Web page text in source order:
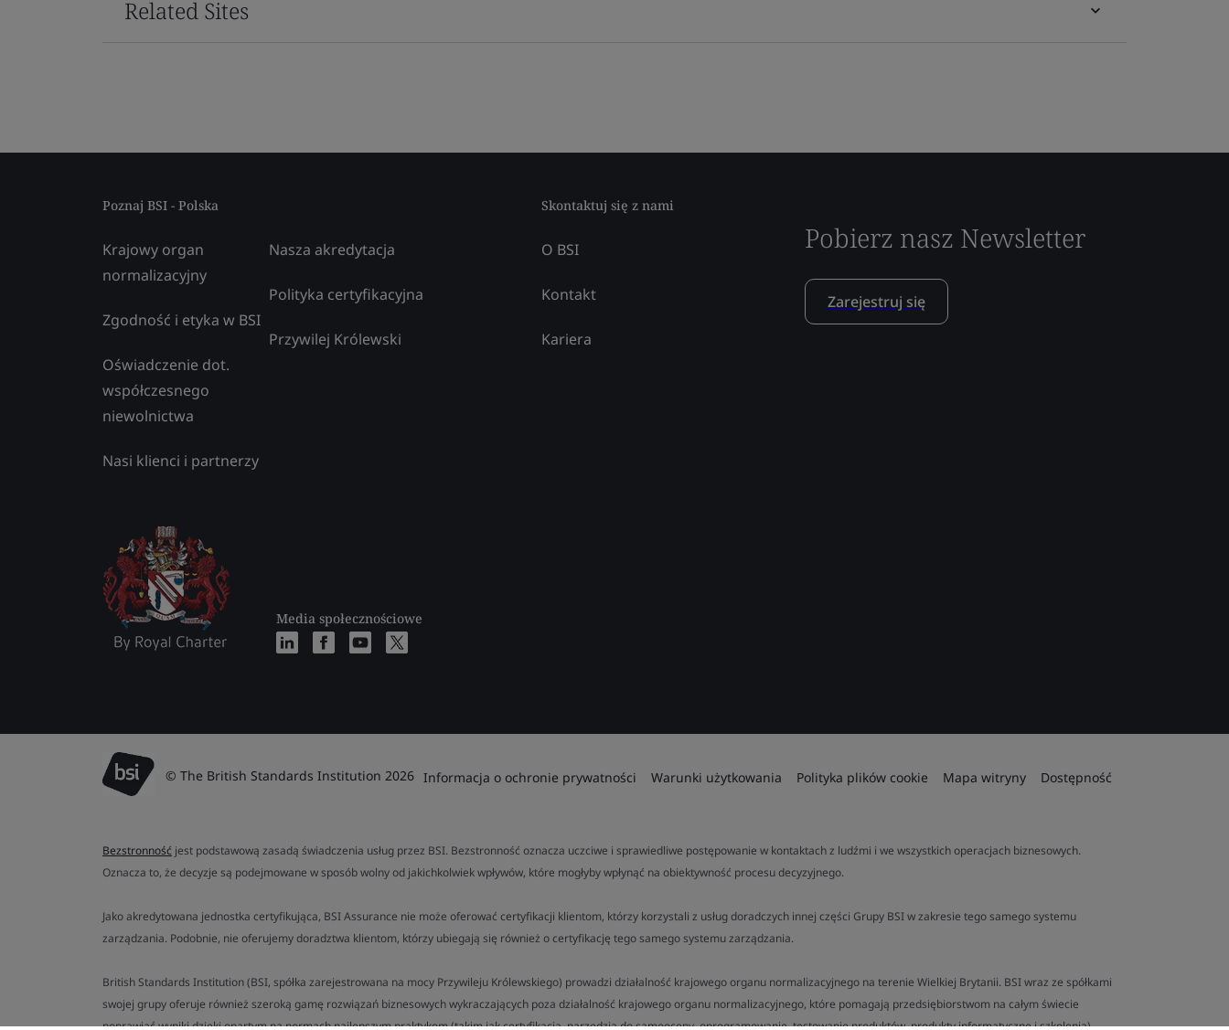
Related Sites
Poznaj BSI - Polska
Krajowy organ
normalizacyjny
Zgodność i etyka w BSI
Oświadczenie dot.
współczesnego
niewolnictwa
Nasi klienci i partnerzy
Nasza akredytacja
Polityka certyfikacyjna
Przywilej Królewski
Media społecznościowe
Skontaktuj się z nami
O BSI
Kontakt
Kariera
Pobierz nasz Newsletter
Zarejestruj się
© The British Standards Institution 2026 Informacja o ochronie prywatności Warunki użytkowania Polityka plików cookie Mapa witryny Dostępność
Bezstronność jest podstawową zasadą świadczenia usług przez BSI. Bezstronność oznacza uczciwe i sprawiedliwe postępowanie w kontaktach z ludźmi i we wszystkich operacjach biznesowych.
Oznacza to, że decyzje są podejmowane w sposób wolny od jakichkolwiek wpływów, które mogłyby wpłynąć na obiektywność procesu decyzyjnego.
Jako akredytowana jednostka certyfikująca, BSI Assurance nie może oferować certyfikacji klientom, którzy korzystali z usług doradczych innej części Grupy BSI w zakresie tego samego systemu
zarządzania. Podobnie, nie oferujemy doradztwa klientom, którzy ubiegają się również o certyfikację tego samego systemu zarządzania.
British Standards Institution (BSI, spółka zarejestrowana na mocy Przywileju Królewskiego) prowadzi działalność krajowego organu normalizacyjnego na terenie Wielkiej Brytanii. BSI wraz ze spółkami
swojej grupy oferuje również szeroką gamę rozwiązań biznesowych wykraczających poza działalność krajowego organu normalizacyjnego, które pomagają przedsiębiorstwom na całym świecie
poprawiać wyniki dzięki opartym na normach najlepszym praktykom (takim jak certyfikacja, narzędzia do samooceny, oprogramowanie, testowanie produktów, produkty informatyczne i szkolenia).